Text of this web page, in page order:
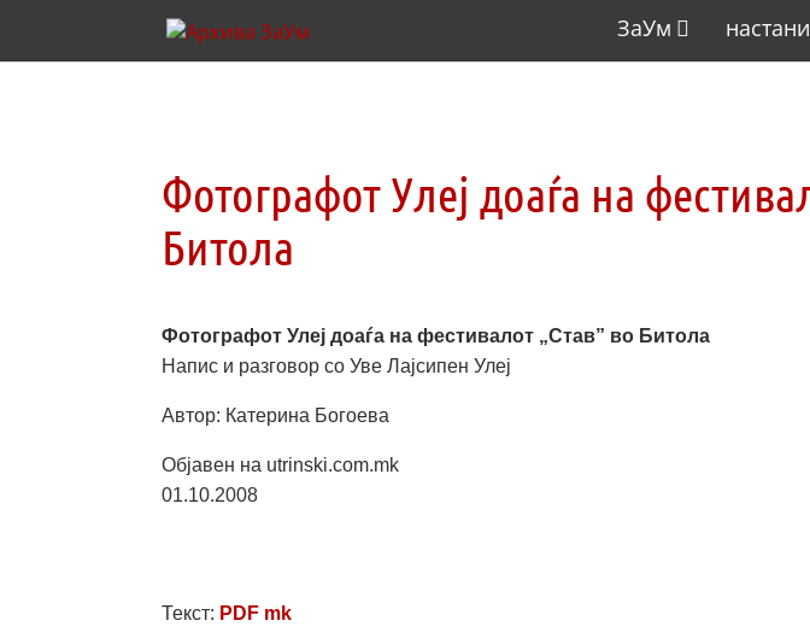
ЗаУм настани
Фотографот Улеј доаѓа на
Битола
Фотографот Улеј доаѓа на фестивалот „Став” во Битола
Напис и разговор со Уве Лајсипен Улеј
Автор: Катерина Богоева
Објавен на utrinski.com.mk
01.10.2008
Текст: PDF mk